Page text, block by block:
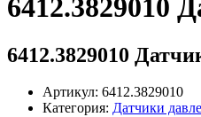
6412.3829010
6412.3829010
Артикул: 6412.3829010
Категория: Датчики